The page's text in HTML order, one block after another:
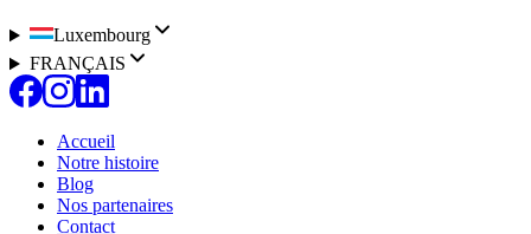
Luxembourg
FRANÇAIS
Accueil
Notre histoire
Blog
Nos partenaires
Contact